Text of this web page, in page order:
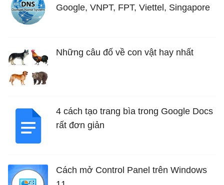
Google, VNPT, FPT, Viettel, Singapore
Những câu đố về con vật hay nhất
4 cách tạo trang bìa trong Google Docs
rất đơn giản
Cách mở Control Panel trên Windows